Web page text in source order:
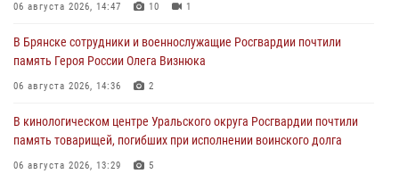
06 августа 2026, 14:47 10 1
В Брянске сотрудники и военнослужащие Росгвардии почтили
память Героя России Олега Визнюка
06 августа 2026, 14:36 2
В кинологическом центре Уральского округа Росгвардии почтили
память товарищей, погибших при исполнении воинского долга
06 августа 2026, 13:29 5